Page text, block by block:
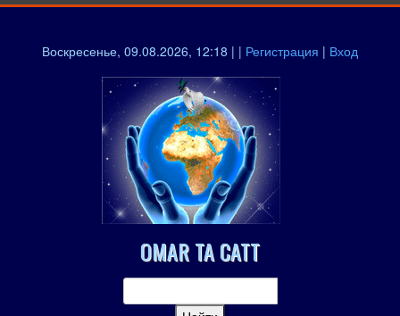
Воскресенье, 09.08.2026, 12:18 | | Регистрация | Вход
OMAR TA CATT